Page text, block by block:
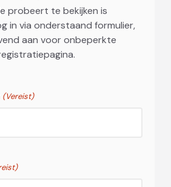
probeert te bekijken is
in via onderstaand formulier,
aan voor onbeperkte
(Vereist)